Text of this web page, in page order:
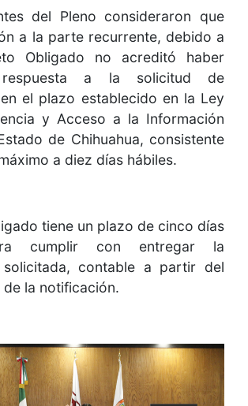
del Pleno consideraron que
a la parte recurrente, debido a
Obligado no acreditó haber
respuesta a la solicitud de
el plazo establecido en la Ley
y Acceso a la Información
de Chihuahua, consistente
a diez días hábiles.
tiene un plazo de cinco días
cumplir con entregar la
solicitada, contable a partir del
de la notificación.